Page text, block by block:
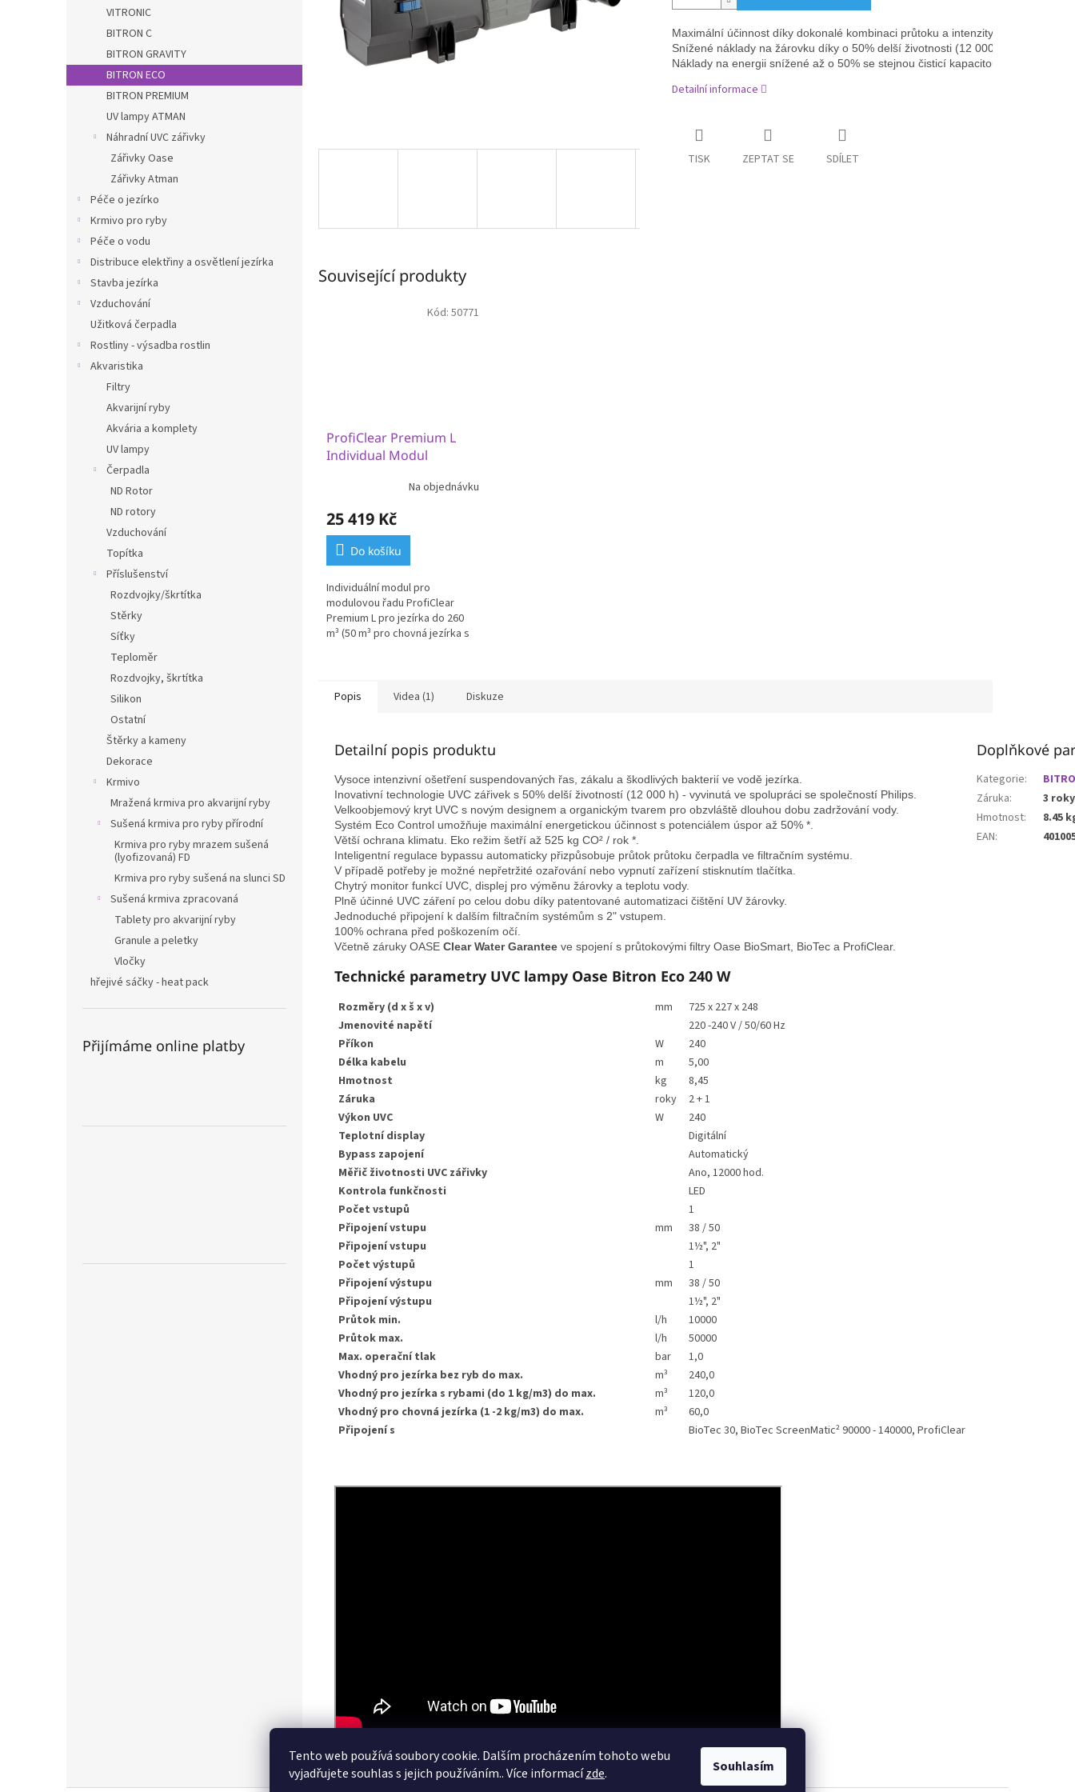
Tento web používá soubory cookie. Dalším procházením tohoto webu
vyjadřujete souhlas s jejich používáním.. Více informacízde. Souhlasím
VITRONIC
BITRON C
BITRON GRAVITY
BITRON ECO
BITRON PREMIUM
UV lampy ATMAN
Náhradní UVC zářivky
Zářivky Oase
Zářivky Atman
Péče o jezírko
Krmivo pro ryby
Péče o vodu
Distribuce elektřiny a osvětlení jezírka
Stavba jezírka
Vzduchování
Užitková čerpadla
Rostliny - výsadba rostlin
Akvaristika
Filtry
Akvarijní ryby
Akvária a komplety
UV lampy
Čerpadla
ND Rotor
ND rotory
Vzduchování
Topítka
Příslušenství
Rozdvojky/škrtítka
Stěrky
Síťky
Teploměr
Rozdvojky, škrtítka
Silikon
Ostatní
Štěrky a kameny
Dekorace
Krmivo
Mražená krmiva pro akvarijní ryby
Sušená krmiva pro ryby přírodní
Krmiva pro ryby mrazem sušená
(lyofizovaná) FD
Krmiva pro ryby sušená na slunci SD
Sušená krmiva zpracovaná
Tablety pro akvarijní ryby
Granule a peletky
Vločky
hřejivé sáčky - heat pack
Přijímáme online platby
Maximální účinnost díky dokonalé kombinaci průtoku a intenzity záření.
Snížené náklady na žárovku díky o 50% delší životnosti (12 000 h).
Náklady na energii snížené až o 50% se stejnou čisticí kapacitou *.
Detailní informace
TISK ZEPTAT SE SDÍLET
Související produkty
ProfiClear Premium L
Individual Modul
Na objednávku
25 419 Kč
Do košíku
Individuální modul pro
modulovou řadu ProfiClear
Premium L pro jezírka do 260
m³ (50 m³ pro chovná jezírka s
Kód: 50771
Popis Videa (1) Diskuze
Detailní popis produktu
Vysoce intenzivní ošetření suspendovaných řas, zákalu a škodlivých bakterií ve vodě jezírka.
Inovativní technologie UVC zářivek s 50% delší životností (12 000 h) - vyvinutá ve spolupráci se společností Philips.
Velkoobjemový kryt UVC s novým designem a organickým tvarem pro obzvláště dlouhou dobu zadržování vody.
Systém Eco Control umožňuje maximální energetickou účinnost s potenciálem úspor až 50% *.
Větší ochrana klimatu. Eko režim šetří až 525 kg CO² / rok *.
Inteligentní regulace bypassu automaticky přizpůsobuje průtok průtoku čerpadla ve filtračním systému.
V případě potřeby je možné nepřetržité ozařování nebo vypnutí zařízení stisknutím tlačítka.
Chytrý monitor funkcí UVC, displej pro výměnu žárovky a teplotu vody.
Plně účinné UVC záření po celou dobu díky patentované automatizaci čištění UV žárovky.
Jednoduché připojení k dalším filtračním systémům s 2" vstupem.
100% ochrana před poškozením očí.
Včetně záruky OASE Clear Water Garantee ve spojení s průtokovými filtry Oase BioSmart, BioTec a ProfiClear.
Technické parametry UVC lampy Oase Bitron Eco 240 W
Rozměry (d x š x v) mm
725 x 227 x 248
Jmenovité napětí
220 -240 V / 50/60 Hz
Příkon
W
240
Délka kabelu
m
5,00
Hmotnost
kg
8,45
Záruka
roky
2 + 1
Výkon UVC
W
240
Teplotní display
Digitální
Bypass zapojení
Automatický
Měřič životnosti UVC zářivky
Ano, 12000 hod.
Kontrola funkčnosti
LED
Počet vstupů
1
Připojení vstupu
mm
38 / 50
Připojení vstupu
1½", 2"
Počet výstupů
1
Připojení výstupu
mm
38 / 50
Připojení výstupu
1½", 2"
Průtok min.
l/h
10000
Průtok max.
l/h
50000
Max. operační tlak
bar
1,0
Vhodný pro jezírka bez ryb do max.
m³
240,0
Vhodný pro jezírka s rybami (do 1 kg/m3) do max.
m³
120,0
Vhodný pro chovná jezírka (1 -2 kg/m3) do max.
m³
60,0
Připojení s
BioTec 30, BioTec ScreenMatic² 90000 - 140000, ProfiClear
Doplňkové
Kategorie:
Záruka:
3 roky
Hmotnost:
8.45
EAN: